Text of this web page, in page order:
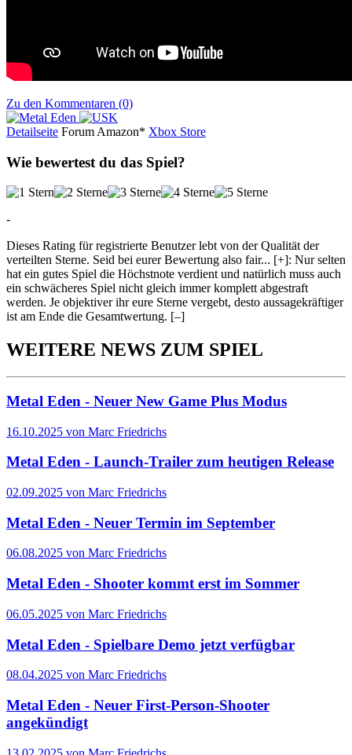
Zu den Kommentaren (0)
Detailseite Forum Amazon* Xbox Store
Wie bewertest du das Spiel?
-
Dieses Rating für registrierte Benutzer lebt von der Qualität der
verteilten Sterne. Seid bei eurer Bewertung also fair... [+]: Nur selten
hat ein gutes Spiel die Höchstnote verdient und natürlich muss auch
ein schwächeres Spiel nicht gleich immer komplett abgestraft
werden. Je objektiver ihr eure Sterne vergebt, desto aussagekräftiger
ist am Ende die Gesamtwertung. [–]
WEITERE NEWS ZUM SPIEL
Metal Eden - Neuer New Game Plus Modus
16.10.2025 von Marc Friedrichs
Metal Eden - Launch-Trailer zum heutigen Release
02.09.2025 von Marc Friedrichs
Metal Eden - Neuer Termin im September
06.08.2025 von Marc Friedrichs
Metal Eden - Shooter kommt erst im Sommer
06.05.2025 von Marc Friedrichs
Metal Eden - Spielbare Demo jetzt verfügbar
08.04.2025 von Marc Friedrichs
Metal Eden - Neuer First-Person-Shooter
angekündigt